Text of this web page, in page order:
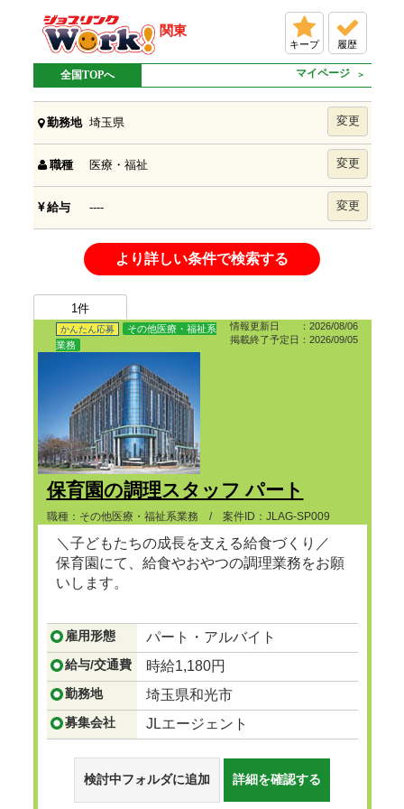
関東
キープ 履歴
全国TOPへ マイページ
勤務地 埼玉県 変更
職種 医療・福祉 変更
給与 ---- 変更
より詳しい条件で検索する
1件
情報更新日 ：2026/08/06
掲載終了予定日：2026/09/05
かんたん応募
その他医療・福祉系
業務
保育園の調理スタッフ パート
職種：その他医療・福祉系業務 / 案件ID：JLAG-SP009
＼子どもたちの成長を支える給食づくり／
保育園にて、給食やおやつの調理業務をお願
いします。
...つづきを見る
雇用形態 パート・アルバイト
給与/交通費 時給1,180円
勤務地 埼玉県和光市
募集会社 JLエージェント
検討中フォルダに追加 詳細を確認する